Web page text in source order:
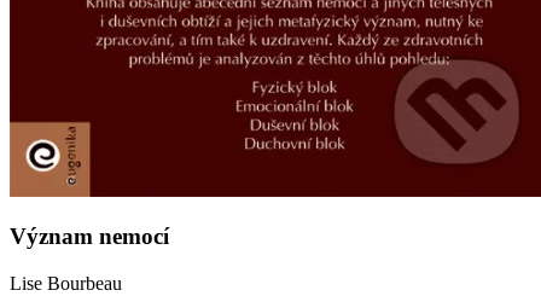
Význam nemocí
Lise Bourbeau